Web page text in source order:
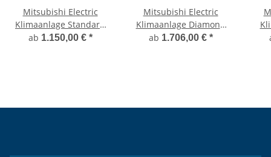
Mitsubishi Electric
Klimaanlage Standard
Wandgerät Set 2,0 kW
ab 1.150,00 € *
Mitsubishi Electric
Klimaanlage Diamond
Wandgerät Set
ab 1.706,00 € *